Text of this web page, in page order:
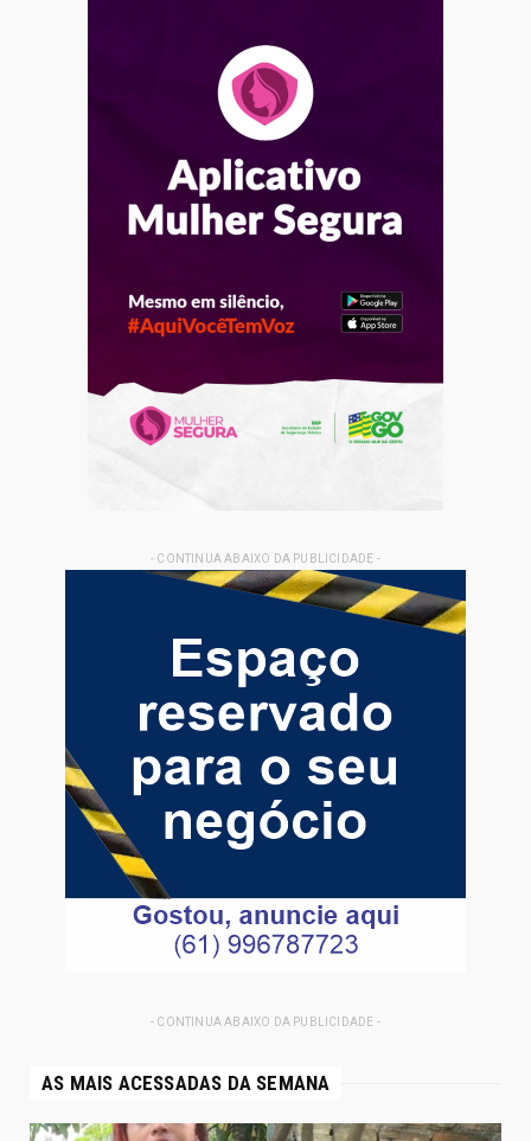
- CONTINUA ABAIXO DA PUBLICIDADE -
- CONTINUA ABAIXO DA PUBLICIDADE -
AS MAIS ACESSADAS DA SEMANA